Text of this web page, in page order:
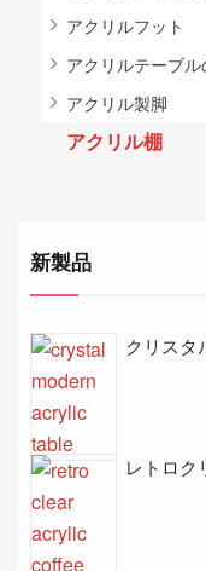
アクリルフット
アクリルテーブル
アクリル製脚
アクリル棚
新製品
クリスタ
レトロク